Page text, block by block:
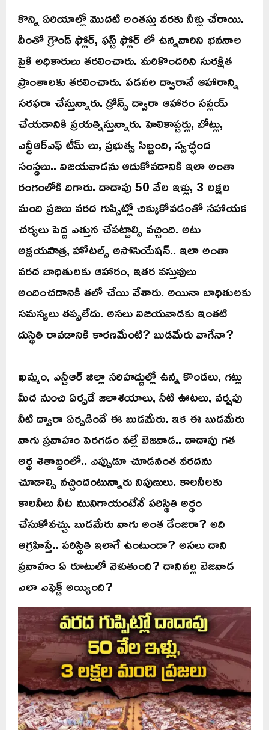
కొన్ని ఏరియాల్లో మొదటి అంతస్తు వరకు నీళ్లు చేరాయి.
దీంతో గ్రౌండ్ ఫ్లోర్, ఫస్ట్ ఫ్లోర్ లో ఉన్నవారిని భవనాల
పైకి అధికారులు తరలించారు. మరికొందరిని సురక్షిత
ప్రాంతాలకు తరలించారు. పడవల ద్వారానే ఆహారాన్ని
సరఫరా చేస్తున్నారు. డ్రోన్స్ ద్వారా ఆహారం సప్లయ్
చేయడానికి ప్రయత్నిస్తున్నారు. హెలికాప్టర్లు, బోట్లు,
ఎన్డీఆర్ఎఫ్ టీమ్ లు, ప్రభుత్వ సిబ్బంది, స్వచ్ఛంద
సంస్థలు.. విజయవాడను ఆదుకోవడానికి ఇలా అంతా
రంగంలోకి దిగారు. దాదాపు 50 వేల ఇళ్లు, 3 లక్షల
మంది ప్రజలు వరద గుప్పిట్లో చిక్కుకోవడంతో సహాయక
చర్యలు పెద్ద ఎత్తున చేపట్టాల్సి వచ్చింది. అటు
అక్షయపాత్ర, హోటల్స్ అసోసియేషన్.. ఇలా అంతా
వరద బాధితులకు ఆహారం, ఇతర వస్తువులు
అందించడానికి తలో చేయి వేశారు. అయినా బాధితులకు
సమస్యలు తప్పలేదు. అసలు విజయవాడకు ఇంతటి
దుస్థితి రావడానికి కారణమేంటి? బుడమేరు వాగేనా?
ఖమ్మం, ఎన్టీఆర్ జిల్లా సరిహద్దుల్లో ఉన్న కొండలు, గట్లు
మీద నుంచి ఏర్పడే జలాశయాలు, నీటి ఊటలు, వర్షపు
నీటి ద్వారా ఏర్పడిందే ఈ బుడమేరు. ఇక ఈ బుడమేరు
వాగు ప్రవాహం పెరగడం వల్లే బెజవాడ.. దాదాపు గత
అర్థ శతాబ్దంలో.. ఎప్పుడూ చూడనంత వరదను
చూడాల్సి వచ్చిందంటున్నారు నిపుణులు. కాలనీలకు
కాలనీలు నీట మునిగాయంటేనే పరిస్థితి అర్థం
చేసుకోవచ్చు. బుడమేరు వాగు అంత డేంజరా? అది
ఆగ్రహిస్తే.. పరిస్థితి ఇలాగే ఉంటుందా? అసలు దాని
ప్రవాహం ఏ రూటులో వెళుతుంది? దానివల్ల బెజవాడ
ఎలా ఎఫెక్ట్ అయ్యింది?